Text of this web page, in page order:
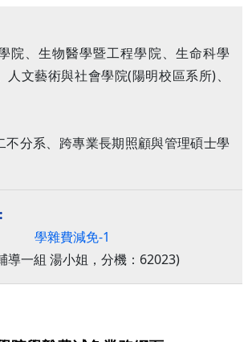
院、生物醫學暨工程學院、生命科學
人文藝術與社會學院(陽明校區系所)、
不分系、跨專業長期照顧與管理碩士學
學雜費減免-1
導一組 湯小姐，分機：62023)